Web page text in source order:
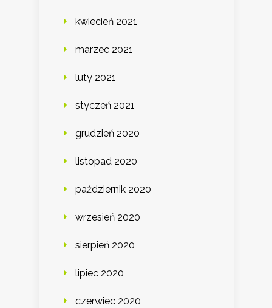
kwiecień 2021
marzec 2021
luty 2021
styczeń 2021
grudzień 2020
listopad 2020
październik 2020
wrzesień 2020
sierpień 2020
lipiec 2020
czerwiec 2020